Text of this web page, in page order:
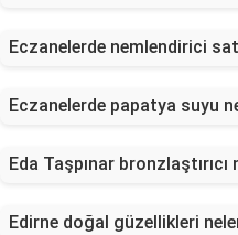
Eczanelerde nemlendirici
Eczanelerde papatya suyu
Eda Taşpınar bronzlaştırıcı
Edirne doğal güzellikleri